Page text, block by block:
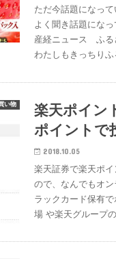
ただ今話題になっ
よく聞き話題にな
産経ニュース ふる
わたしもきっちり
い物
楽天ポイン
ポイントで
2018.10.05
楽天証券で楽天ポ
ので、なんでもオ
ラックカード保有
場 や楽天グループ